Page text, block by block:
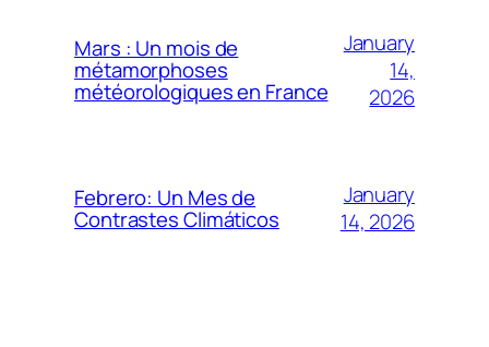
Mars : Un mois de
métamorphoses
météorologiques en France
January
14,
2026
Febrero: Un Mes de
Contrastes Climáticos
January
14, 2026